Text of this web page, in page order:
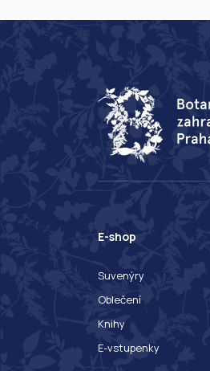
E-shop
Suvenýry
Oblečení
Knihy
E-vstupenky